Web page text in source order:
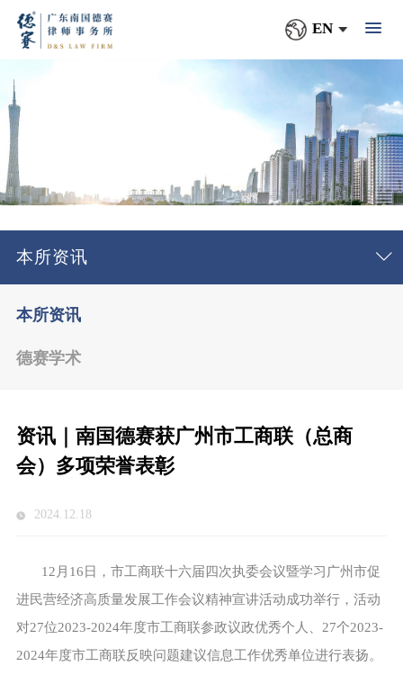
EN
本所资讯
本所资讯
德赛学术
资讯｜南国德赛获广州市工商联（总商
会）多项荣誉表彰
2024.12.18
12月16日，市工商联十六届四次执委会议暨学习广州市促
进民营经济高质量发展工作会议精神宣讲活动成功举行，活动
对27位2023-2024年度市工商联参政议政优秀个人、27个2023-
2024年度市工商联反映问题建议信息工作优秀单位进行表扬。